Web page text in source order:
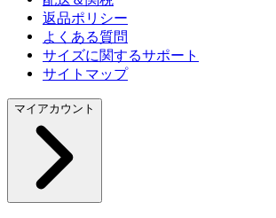
返品ポリシー
よくある質問
サイズに関するサポート
サイトマップ
マイアカウント